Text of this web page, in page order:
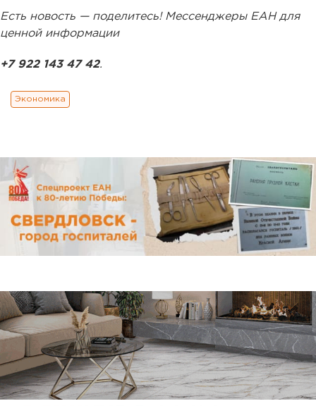
Есть новость — поделитесь! Мессенджеры ЕАН для
ценной информации
+7 922 143 47 42.
Экономика